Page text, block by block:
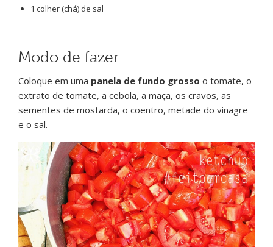
1 colher (chá) de sal
Modo de fazer
Coloque em uma panela de fundo grosso o tomate, o
extrato de tomate, a cebola, a maçã, os cravos, as
sementes de mostarda, o coentro, metade do vinagre
e o sal.